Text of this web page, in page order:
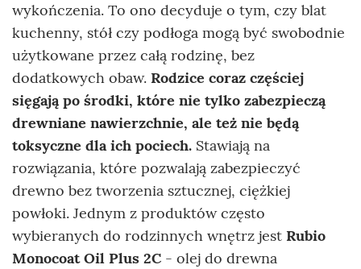
wykończenia. To ono decyduje o tym, czy blat
kuchenny, stół czy podłoga mogą być swobodnie
użytkowane przez całą rodzinę, bez
dodatkowych obaw. Rodzice coraz częściej
sięgają po środki, które nie tylko zabezpieczą
drewniane nawierzchnie, ale też nie będą
toksyczne dla ich pociech. Stawiają na
rozwiązania, które pozwalają zabezpieczyć
drewno bez tworzenia sztucznej, ciężkiej
powłoki. Jednym z produktów często
wybieranych do rodzinnych wnętrz jest Rubio
Monocoat Oil Plus 2C - olej do drewna